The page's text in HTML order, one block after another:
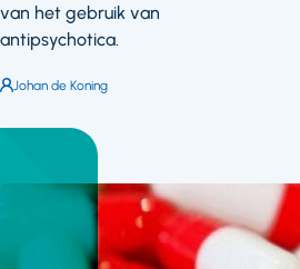
van het gebruik van
antipsychotica.
Auteur:
Johan de Koning